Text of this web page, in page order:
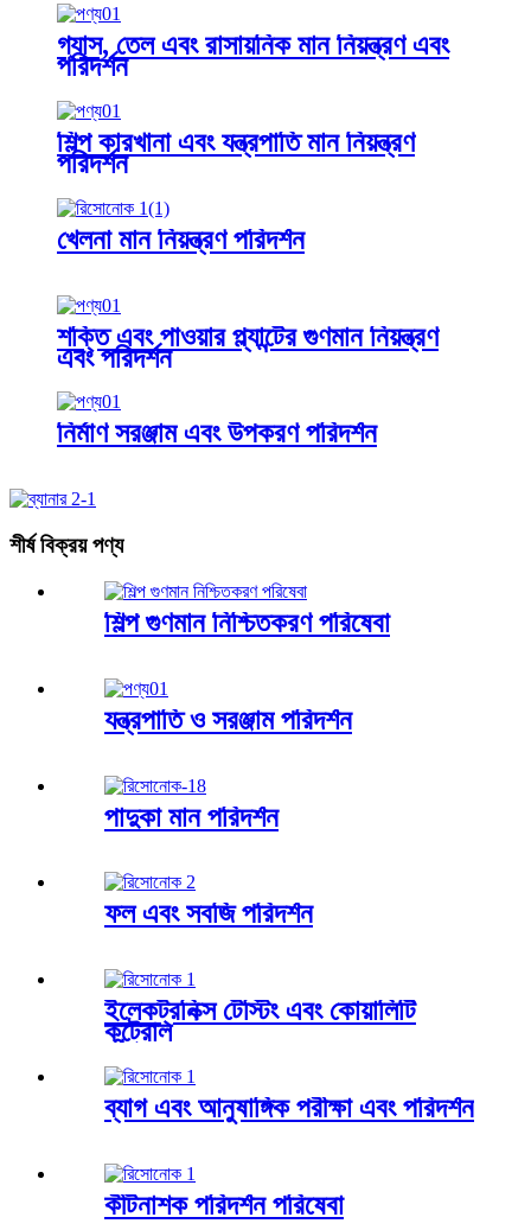
গ্যাস, তেল এবং রাসায়নিক মান নিয়ন্ত্রণ এবং
পরিদর্শন
শিল্প কারখানা এবং যন্ত্রপাতি মান নিয়ন্ত্রণ
পরিদর্শন
খেলনা মান নিয়ন্ত্রণ পরিদর্শন
শক্তি এবং পাওয়ার প্ল্যান্টের গুণমান নিয়ন্ত্রণ
এবং পরিদর্শন
নির্মাণ সরঞ্জাম এবং উপকরণ পরিদর্শন
শীর্ষ বিক্রয় পণ্য
শিল্প গুণমান নিশ্চিতকরণ পরিষেবা
যন্ত্রপাতি ও সরঞ্জাম পরিদর্শন
পাদুকা মান পরিদর্শন
ফল এবং সবজি পরিদর্শন
ইলেকট্রনিক্স টেস্টিং এবং কোয়ালিটি
কন্ট্রোল
ব্যাগ এবং আনুষাঙ্গিক পরীক্ষা এবং পরিদর্শন
কীটনাশক পরিদর্শন পরিষেবা